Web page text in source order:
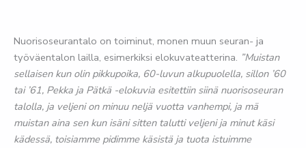
Nuorisoseurantalo on toiminut, monen muun seuran- ja
työväentalon lailla, esimerkiksi elokuvateatterina. ”Muistan
sellaisen kun olin pikkupoika, 60-luvun alkupuolella, sillon ’60
tai ’61, Pekka ja Pätkä -elokuvia esitettiin siinä nuorisoseuran
talolla, ja veljeni on minuu neljä vuotta vanhempi, ja mä
muistan aina sen kun isäni sitten talutti veljeni ja minut käsi
kädessä, toisiamme pidimme käsistä ja tuota istuimme